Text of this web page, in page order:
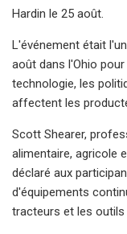
Hardin le 25 août.
L'événement était
août dans l'Ohio
technologie, les
affectent les
Scott Shearer,
alimentaire, agricole
déclaré aux
d'équipements
tracteurs et les